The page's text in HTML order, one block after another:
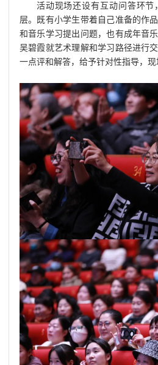
活动现场还设有互动问答环节
层。既有小学生带着自己准备的作
和音乐学习提出问题，也有成年音
吴碧霞就艺术理解和学习路径进行
一点评和解答，给予针对性指导，现